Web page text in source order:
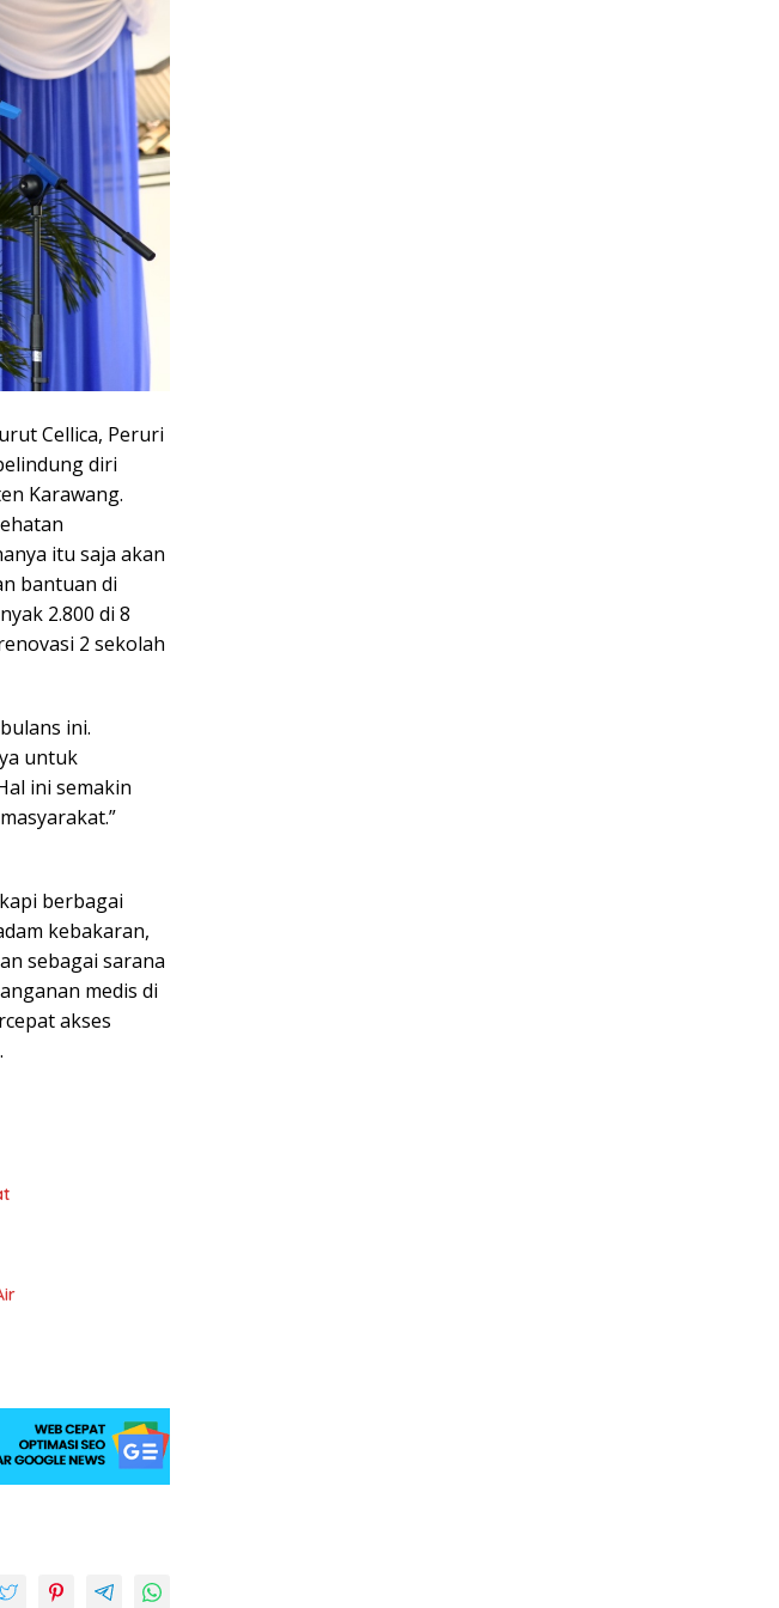
Cellica, Peruri
diri
Karawang.
itu saja akan
bantuan di
2.800 di 8
2 sekolah
ini.
untuk
ini semakin
berbagai
kebakaran,
sebagai sarana
medis di
akses